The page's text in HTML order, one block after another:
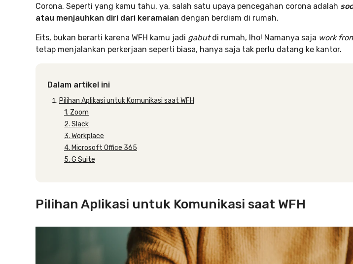
Corona. Seperti yang kamu tahu, ya, salah satu upaya pencegahan corona adalah
atau menjauhkan diri dari keramaian dengan berdiam di rumah.
Eits, bukan berarti karena WFH kamu jadi gabutdi rumah, lho! Namanya saja work
tetap menjalankan perkerjaan seperti biasa, hanya saja tak perlu datang ke kantor.
Dalam artikel ini
Pilihan Aplikasi untuk Komunikasi saat WFH
1. Zoom
2. Slack
3. Workplace
4. Microsoft Office 365
5. G Suite
Pilihan Aplikasi untuk Komunikasi saat WFH